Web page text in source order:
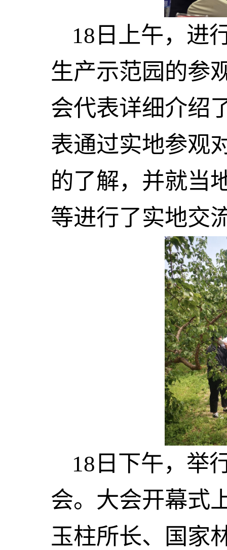
18 日上午，进
生产示范园的参
会代表详细介绍
表通过实地参观
的了解，并就当
等进行了实地交
18 日下午，举
会。大会开幕式
玉柱所长、国家